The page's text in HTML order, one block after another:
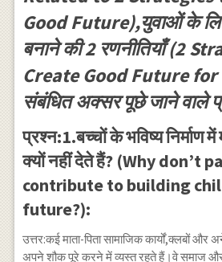
Good Future),युवाओं के
बनाने की 2 रणनीतियाँ (2
Create Good Future
संबंधित अक्सर पूछे जाने वाले
प्रश्न:1.बच्चों के भविष्य निर्माण में
क्यों नहीं देते हैं? (Why don’t
contribute to building
future?):
उत्तर:कई माता-पिता सामाजिक कार्यों,क्लबों
अपने शौक पूरे करने में व्यस्त रहते हैं।वे समाज